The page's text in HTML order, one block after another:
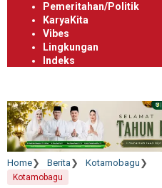
Pemeritahan/Politik
KaryaKita
Vibes
Lingkungan
Indeks
Home Berita Kotamobagu
Kotamobagu